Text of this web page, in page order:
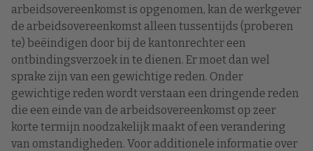
arbeidsovereenkomst is opgenomen, kan de werkgever
de arbeidsovereenkomst alleen tussentijds (proberen
te) beëindigen door bij de kantonrechter een
ontbindingsverzoek in te dienen. Er moet dan wel
sprake zijn van een gewichtige reden. Onder
gewichtige reden wordt verstaan een dringende reden
die een einde van de arbeidsovereenkomst op zeer
korte termijn noodzakelijk maakt of een verandering
van omstandigheden. Voor additionele informatie over